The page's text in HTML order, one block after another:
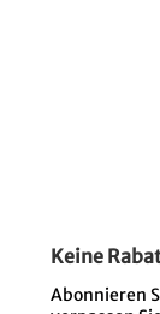
Keine
Abonnieren